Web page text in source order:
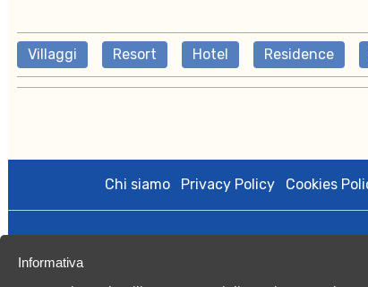
Villaggi Resort Hotel Residence
Chi siamo Privacy Policy Cookies
licenza amministrativa n.0079508 del 27/10/2020; Registro
Informativa